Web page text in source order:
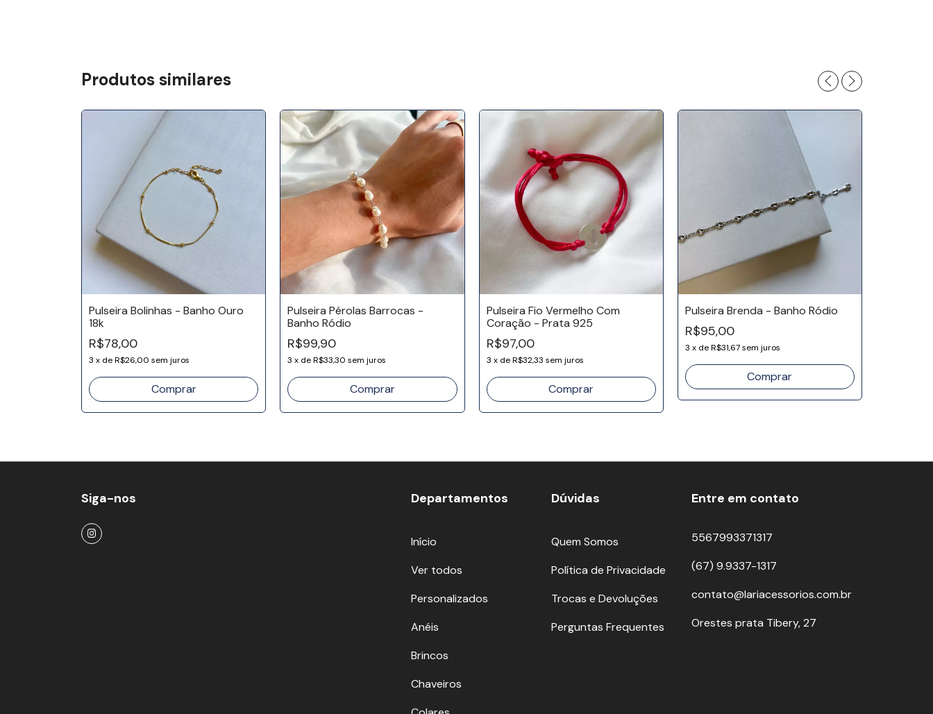
Produtos similares
Pulseira Bolinhas - Banho Ouro
18k
R$78,00
3 x deR$26,00 sem juros
Pulseira Pérolas Barrocas -
Banho Ródio
R$99,90
3 x deR$33,30 sem juros
Pulseira Fio Vermelho Com
Coração - Prata 925
R$97,00
3 x deR$32,33 sem juros
Pulseira Brenda - Banho Ródio
R$95,00
3 x deR$31,67 sem juros
Siga-nos Departamentos
Início
Ver todos
Personalizados
Anéis
Brincos
Chaveiros
Dúvidas
Quem Somos
Política de Privacidade
Trocas e Devoluções
Perguntas Frequentes
Entre em contato
5567993371317
(67) 9.9337-1317
contato@lariacessorios.com.br
Orestes prata Tibery, 27